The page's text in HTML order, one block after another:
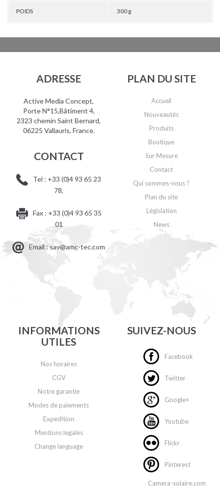
POIDS 300 g
ADRESSE
Active Media Concept,
Porte N°15,Bâtiment 4,
2323 chemin Saint Bernard,
06225 Vallauris, France.
CONTACT
Tel : +33 (0)4 93 65 23
78,
Fax : +33 (0)4 93 65 35
01
Email : sav@amc-tec.com
PLAN DU SITE
Accueil
Nouveautés
Produits
Boutique
Sur Mesure
Contact
Qui sommes-nous ?
Plan du site
Législation
News
INFORMATIONS
UTILES
Nos horaires
CGV
Notre garantie
Modes de paiements
Expedition
Mentions legales
Change language
SUIVEZ-NOUS
Facebook
Twitter
Google+
Youtube
Flickr
Pinterest
Camera-solaire.com